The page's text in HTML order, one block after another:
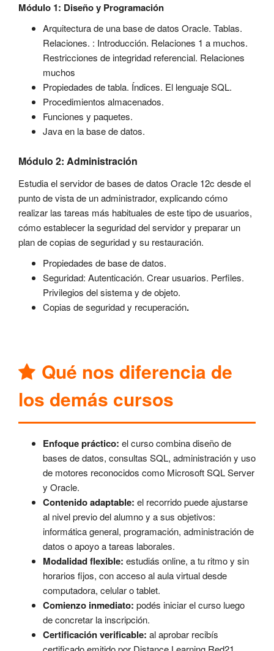
Módulo 1: Diseño y Programación
Arquitectura de una base de datos Oracle. Tablas.
Relaciones. : Introducción. Relaciones 1 a muchos.
Restricciones de integridad referencial. Relaciones
muchos
Propiedades de tabla. Índices. El lenguaje SQL.
Procedimientos almacenados.
Funciones y paquetes.
Java en la base de datos.
Módulo 2: Administración
Estudia el servidor de bases de datos Oracle 12c desde el
punto de vista de un administrador, explicando cómo
realizar las tareas más habituales de este tipo de usuarios,
cómo establecer la seguridad del servidor y preparar un
plan de copias de seguridad y su restauración.
Propiedades de base de datos.
Seguridad: Autenticación. Crear usuarios. Perfiles.
Privilegios del sistema y de objeto.
Copias de seguridad y recuperación.
Qué nos diferencia de
los demás cursos
Enfoque práctico: el curso combina diseño de
bases de datos, consultas SQL, administración y uso
de motores reconocidos como Microsoft SQL Server
y Oracle.
Contenido adaptable: el recorrido puede ajustarse
al nivel previo del alumno y a sus objetivos:
informática general, programación, administración de
datos o apoyo a tareas laborales.
Modalidad flexible: estudiás online, a tu ritmo y sin
horarios fijos, con acceso al aula virtual desde
computadora, celular o tablet.
Comienzo inmediato: podés iniciar el curso luego
de concretar la inscripción.
Certificación verificable: al aprobar recibís